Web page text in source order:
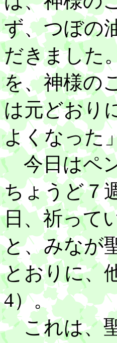
ず、つぼの
だきました
を、神様の
は元どおり
よくなった
今日はペン
ちょうど７
日、祈って
と、みなが
とおりに、
4）。
これは、聖